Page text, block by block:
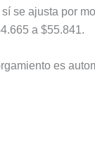
se ajusta por
a $55.841.
es